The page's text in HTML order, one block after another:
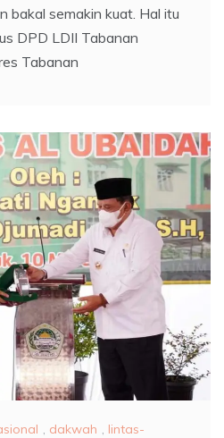
bakal semakin kuat. Hal itu
DPD LDII Tabanan
Tabanan
, dakwah , lintas-